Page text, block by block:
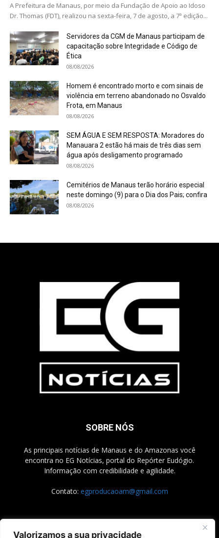
Valorizamos a sua privacidade
A Prefeitura de Manaus, por meio da Fundação de Apoio ao Idoso
Dr. Thomas (FDT), realizou na sexta-feira, 7 de agosto, a 7ª edição...
Servidores da CGM de Manaus participam de
capacitação sobre Integridade e Código de
Ética
08/08/2026
Homem é encontrado morto e com sinais de
violência em terreno abandonado no Osvaldo
Frota, em Manaus
08/08/2026
SEM ÁGUA E SEM RESPOSTA: Moradores do
Manauara 2 estão há mais de três dias sem
água após desligamento programado
08/08/2026
Cemitérios de Manaus terão horário especial
neste domingo (9) para o Dia dos Pais; confira
08/08/2026
SOBRE NÓS
As principais notícias de Manaus e do Amazonas você
encontra no EG Notícias, portal do Repórter Eudógio.
Informação com credibilidade e agilidade.
Contato: egproducaoam@gmail.com